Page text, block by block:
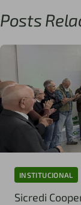
Posts
INSTITUCIONAL
Sicredi